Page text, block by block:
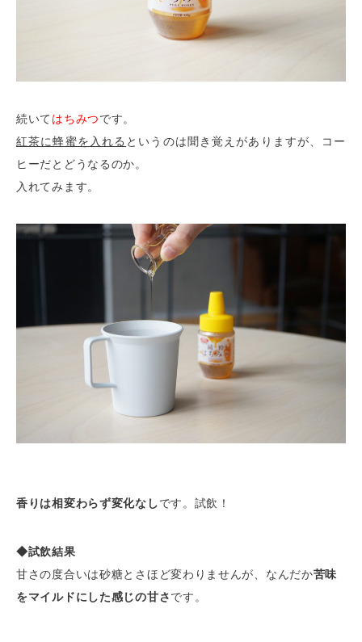
続いてはちみつです。
紅茶に蜂蜜を入れる というのは聞き覚えがありますが、コー
ヒーだとどうなるのか。
入れてみます。
香りは相変わらず変化なしです。試飲！
◆試飲結果
甘さの度合いは砂糖とさほど変わりませんが、なんだか苦味
をマイルドにした感じの甘さです。